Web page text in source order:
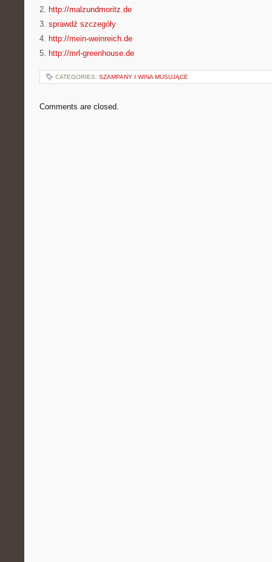
2. http://malzundmoritz.de
3. sprawdź szczegóły
4. http://mein-weinreich.de
5. http://mrl-greenhouse.de
CATEGORIES: SZAMPANY I WINA MUSUJĄCE
Comments are closed.